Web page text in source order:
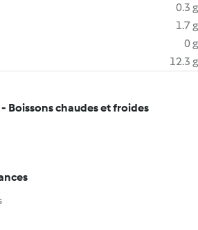
0.3 g
1.7 g
0 g
12.3 g
- Boissons chaudes et froides